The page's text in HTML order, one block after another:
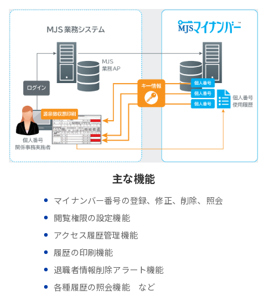
主な機能
マイナンバー番号の登録、修正、削除、照会
閲覧権限の設定機能
アクセス履歴管理機能
履歴の印刷機能
退職者情報削除アラート機能
各種履歴の照会機能 など